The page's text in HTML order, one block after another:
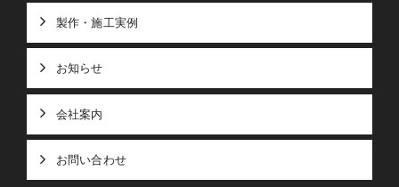
製作・施工実例
お知らせ
会社案内
お問い合わせ